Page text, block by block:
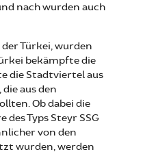
nach wurden auch
Türkei, wurden
bekämpfte die
die Stadtviertel aus
aus den
Ob dabei die
Typs Steyr SSG
von den
wurden, werden